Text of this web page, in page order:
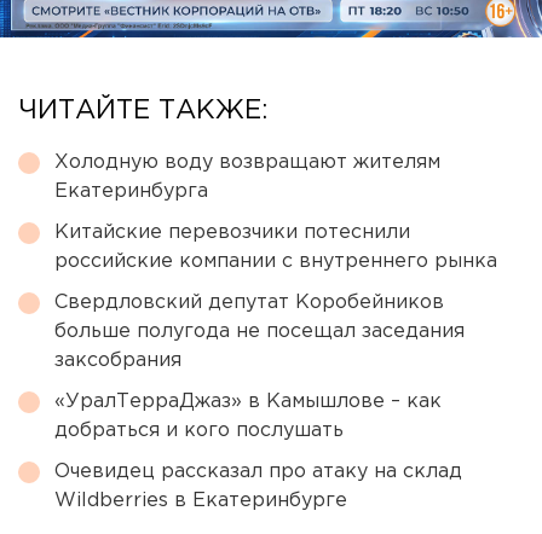
ЧИТАЙТЕ ТАКЖЕ:
Холодную воду возвращают жителям
Екатеринбурга
Китайские перевозчики потеснили
российские компании с внутреннего рынка
Свердловский депутат Коробейников
больше полугода не посещал заседания
заксобрания
«УралТерраДжаз» в Камышлове – как
добраться и кого послушать
Очевидец рассказал про атаку на склад
Wildberries в Екатеринбурге